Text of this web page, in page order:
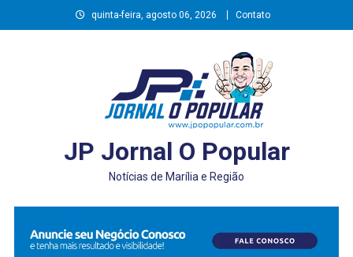
to
quinta-feira, agosto 06, 2026 Contato
JP Jornal O Popular
Notícias de Marília e Região